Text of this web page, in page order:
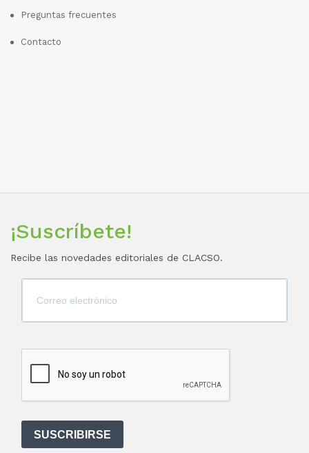
Preguntas frecuentes
Contacto
¡Suscríbete!
Recibe las novedades editoriales de CLACSO.
SUSCRIBIRSE